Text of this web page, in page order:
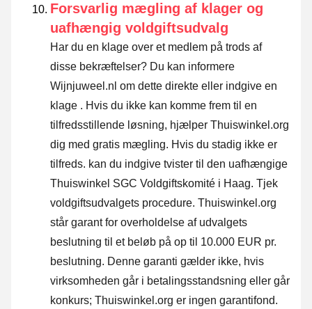
Forsvarlig mægling af klager og
uafhængig voldgiftsudvalg
Har du en klage over et medlem på trods af
disse bekræftelser? Du kan informere
Wijnjuweel.nl om dette direkte eller indgive en
klage . Hvis du ikke kan komme frem til en
tilfredsstillende løsning, hjælper Thuiswinkel.org
dig med gratis mægling. Hvis du stadig ikke er
tilfreds. kan du indgive tvister til den uafhængige
Thuiswinkel SGC Voldgiftskomité i Haag. Tjek
voldgiftsudvalgets procedure. Thuiswinkel.org
står garant for overholdelse af udvalgets
beslutning til et beløb på op til 10.000 EUR pr.
beslutning. Denne garanti gælder ikke, hvis
virksomheden går i betalingsstandsning eller går
konkurs; Thuiswinkel.org er ingen garantifond.